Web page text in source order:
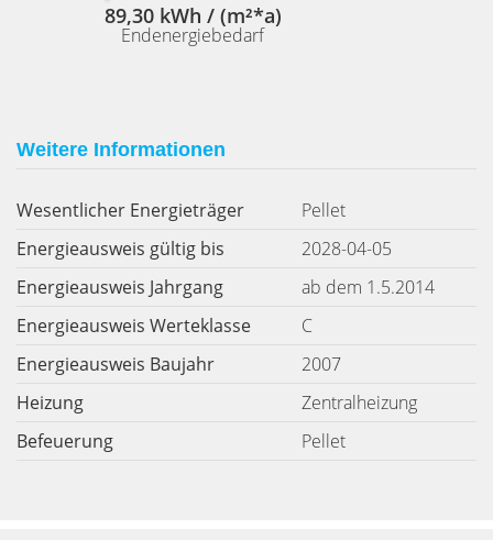
89,30 kWh / (m²*a)
Endenergiebedarf
Weitere Informationen
Wesentlicher Energieträger
Pellet
Energieausweis gültig bis
2028-04-05
Energieausweis Jahrgang
ab dem 1.5.2014
Energieausweis Werteklasse
C
Energieausweis Baujahr
2007
Heizung
Zentralheizung
Befeuerung
Pellet